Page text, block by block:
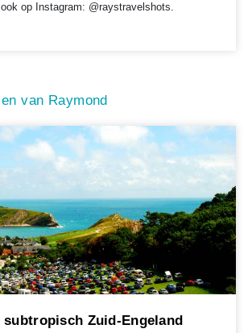
op Instagram: @raystravelshots.
van Raymond
Zuid-Engeland